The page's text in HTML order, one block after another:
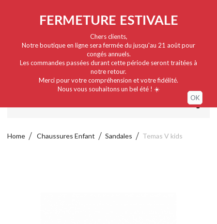
FERMETURE ESTIVALE
Chers clients,
Notre boutique en ligne sera fermée du jusqu'au 21 août pour
congés annuels.
Les commandes passées durant cette période seront traitées à
notre retour.
Merci pour votre compréhension et votre fidélité.
Nous vous souhaitons un bel été ! ☀️
OK
Home Chaussures Enfant Sandales Temas V kids